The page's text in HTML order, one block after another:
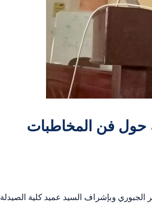
حول فن المخاطبات
الجبوري وبإشراف السيد عميد كلية الصيدلة